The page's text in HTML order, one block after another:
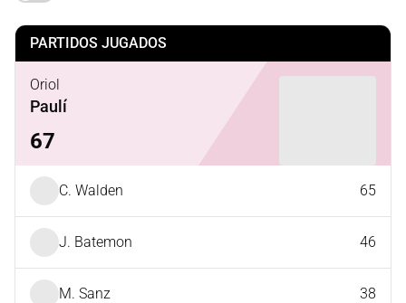
PARTIDOS JUGADOS
Oriol
Paulí
67
C. Walden 65
J. Batemon 46
M. Sanz 38